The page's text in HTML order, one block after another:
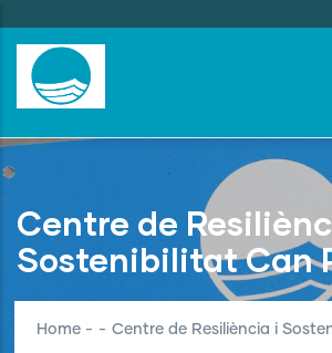
to
main
content
Centre de
Sostenibilitat Can
Home - - Centre de Resiliència i